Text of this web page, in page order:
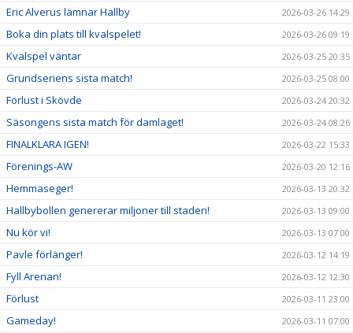
Eric Alverus lämnar Hallby 2026-03-26 14:29
Boka din plats till kvalspelet! 2026-03-26 09:19
Kvalspel väntar 2026-03-25 20:35
Grundseriens sista match! 2026-03-25 08:00
Förlust i Skövde 2026-03-24 20:32
Säsongens sista match för damlaget! 2026-03-24 08:26
FINALKLARA IGEN! 2026-03-22 15:33
Förenings-AW 2026-03-20 12:16
Hemmaseger! 2026-03-13 20:32
Hallbybollen genererar miljoner till staden! 2026-03-13 09:00
Nu kör vi! 2026-03-13 07:00
Pavle förlänger! 2026-03-12 14:19
Fyll Arenan! 2026-03-12 12:30
Förlust 2026-03-11 23:00
Gameday! 2026-03-11 07:00